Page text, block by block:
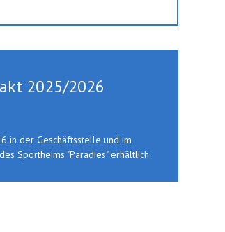
2025/2026
in der Geschäftsstelle und im
Sportheims "Paradies" erhältlich.